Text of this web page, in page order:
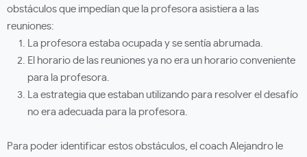
obstáculos que impedían que la profesora asistiera a las
reuniones:
La profesora estaba ocupada y se sentía abrumada.
El horario de las reuniones ya no era un horario conveniente
para la profesora.
La estrategia que estaban utilizando para resolver el desafío
no era adecuada para la profesora.
Para poder identificar estos obstáculos, el coach Alejandro le